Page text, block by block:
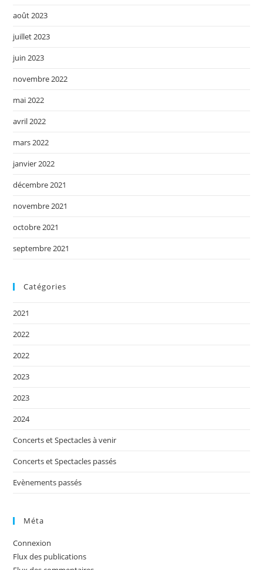
août 2023
juillet 2023
juin 2023
novembre 2022
mai 2022
avril 2022
mars 2022
janvier 2022
décembre 2021
novembre 2021
octobre 2021
septembre 2021
Catégories
2021
2022
2022
2023
2023
2024
Concerts et Spectacles à venir
Concerts et Spectacles passés
Evènements passés
Méta
Connexion
Flux des publications